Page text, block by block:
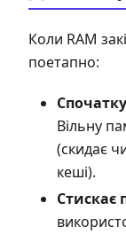
Коли RAM
поетапно:
Вільну
(скидає
кеші).
Стискає